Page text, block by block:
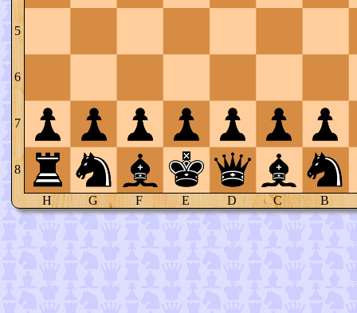
5
6
7
8
H G F E D C B